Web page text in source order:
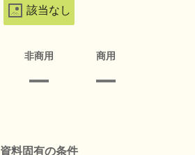
該当なし
非商用 商用
資料固有の条件